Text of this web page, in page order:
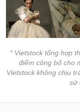
* Vietstock tổng hợp
điểm công bố cho
Vietstock không chịu
sử